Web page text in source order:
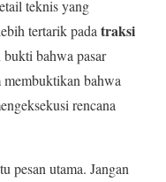
teknis yang
tertarik pada traksi
bahwa pasar
bahwa
rencana
pesan utama. Jangan